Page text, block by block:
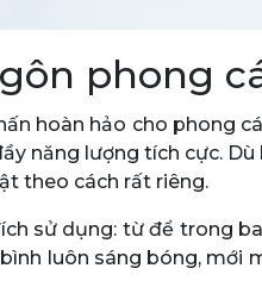
phong
hoàn hảo cho phong
năng lượng tích cực.
theo cách rất riêng.
sử dụng: từ để trong
luôn sáng bóng, mới